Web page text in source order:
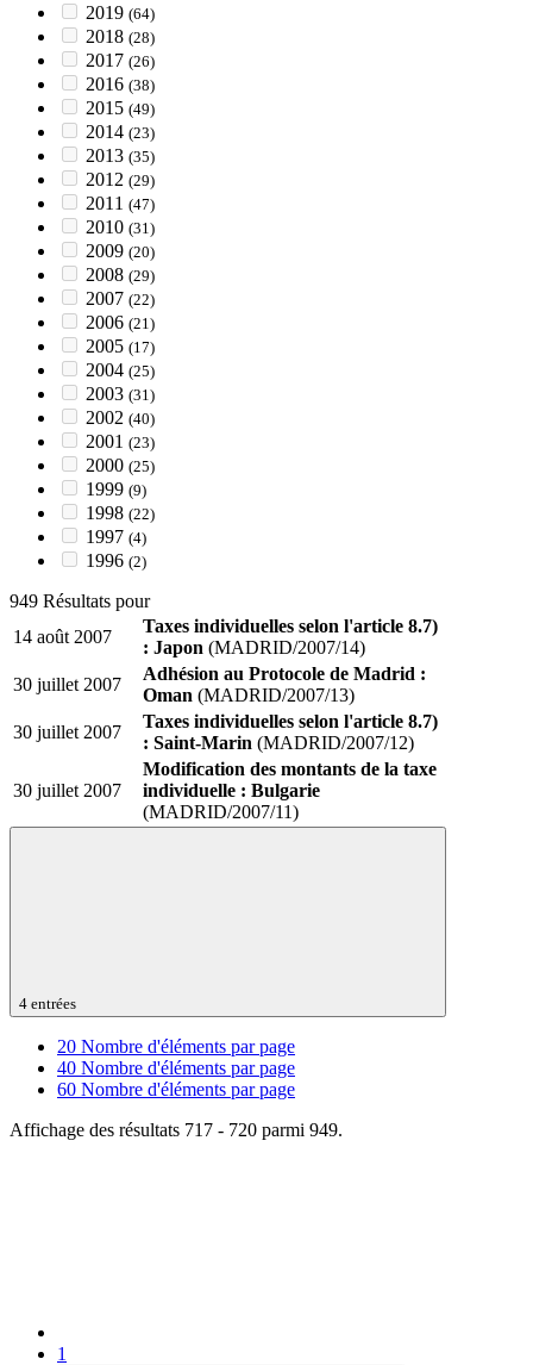
2019 (64)
2018 (28)
2017 (26)
2016 (38)
2015 (49)
2014 (23)
2013 (35)
2012 (29)
2011 (47)
2010 (31)
2009 (20)
2008 (29)
2007 (22)
2006 (21)
2005 (17)
2004 (25)
2003 (31)
2002 (40)
2001 (23)
2000 (25)
1999 (9)
1998 (22)
1997 (4)
1996 (2)
949 Résultats pour
14 août 2007
Taxes individuelles selon l'article 8.7)
: Japon (MADRID/2007/14)
30 juillet 2007
Adhésion au Protocole de Madrid :
Oman (MADRID/2007/13)
30 juillet 2007
Taxes individuelles selon l'article 8.7)
: Saint-Marin (MADRID/2007/12)
30 juillet 2007
Modification des montants de la taxe
individuelle : Bulgarie
(MADRID/2007/11)
4 entrées
20 Nombre d'éléments par page
40 Nombre d'éléments par page
60 Nombre d'éléments par page
Affichage des résultats 717 - 720 parmi 949.
1